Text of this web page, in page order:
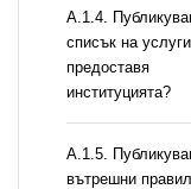
А.1.4.
списък на
предоставя
институцията?
А.1.5.
вътрешни